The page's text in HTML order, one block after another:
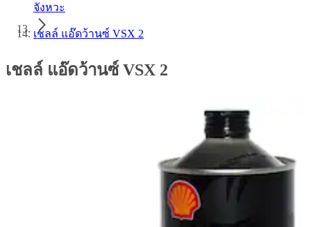
จังหวะ
เชลล์ แอ๊ดว้านซ์ VSX 2
เชลล์ แอ๊ดว้านซ์ VSX 2